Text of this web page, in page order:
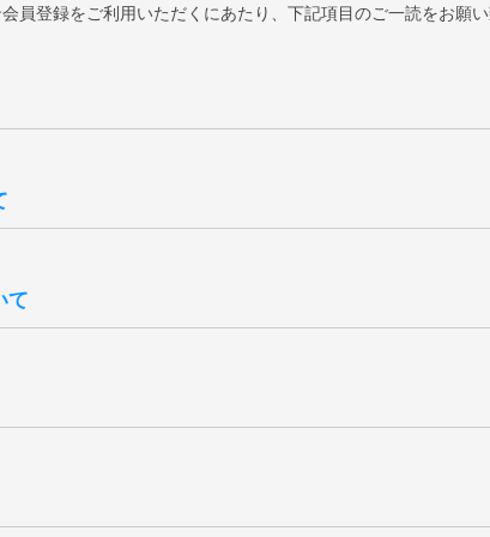
員登録をご利用いただくにあたり、下記項目のご一読をお願い
は、「
ステムに反映されるまでにタイムラグがございます。
て
登録扱いとなりますので、退会前の状態に戻すことはできませ
じた内容で付与されます。付与される月は6月、12月それぞれ